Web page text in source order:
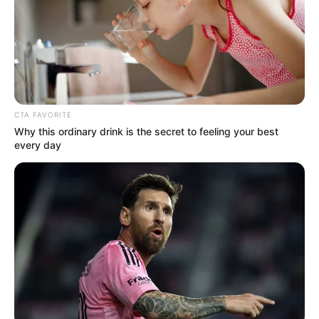
CTA FAVORITE
Why this ordinary drink is the secret to feeling your best
every day